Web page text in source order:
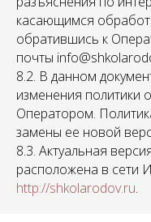
касающимся
обратившись к
почты
8.2. В данном
изменения политики
Оператором.
замены ее новой
8.3. Актуальная
расположена в сети
http://shkolarodov.ru.